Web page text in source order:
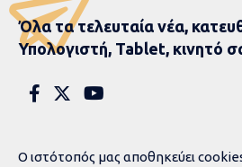
Όλα τα τελευταία νέα,
Υπολογιστή, Tablet, κινητό
Ο ιστότοπός μας αποθηκεύει